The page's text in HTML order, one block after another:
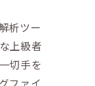
析ツー
上級者
切手を
ファイ